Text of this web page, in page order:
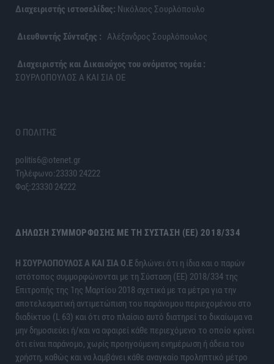
Διαχειριστής ιστοσελίδας: Νικόλαος Σουρλόπουλο
Διευθυντής Σύνταξης : Αλέξανδρος Σουρλόπουλος
Διαχειριστής και Δικαιούχος του ονόματος τομέα :
ΣΟΥΡΛΟΠΟΥΛΟΣ Α ΚΑΙ ΣΙΑ ΟΕ
Ο ΠΟΛΙΤΗΣ
politis6@otenet.gr
Τηλέφωνο:23330 24222
Φαξ:23330 24222
ΔΉΛΩΣΗ ΣΥΜΜΌΡΦΩΣΗΣ ΜΕ ΤΗ ΣΎΣΤΑΣΗ (ΕΕ) 2018/334
H ΣΟΥΡΛΟΠΟΥΛΟΣ Α ΚΑΙ ΣΙΑ Ο.Ε δηλώνει ότι η ίδια και ο παρών
ιστότοπος συμμορφώνονται με τη Σύσταση (ΕΕ) 2018/334 της
Επιτροπής της 1ης Μαρτίου 2018 σχετικά με τα μέτρα για την
αποτελεσματική αντιμετώπιση του παράνομου περιεχομένου στο
διαδίκτυο (L 63) και ότι στο πλαίσιο αυτό διατηρεί το δικαίωμα να
μην δημοσιεύει ή/και να αφαιρεί κάθε περιεχόμενο το οποίο κρίνει
ότι είναι παράνομο, χωρίς προηγούμενη ενημέρωση ή άδεια του
χρήστη, καθώς και να λαμβάνει κάθε αναγκαίο προληπτικό μέτρο